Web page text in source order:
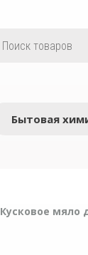
Бытовая
Кусковое мяло